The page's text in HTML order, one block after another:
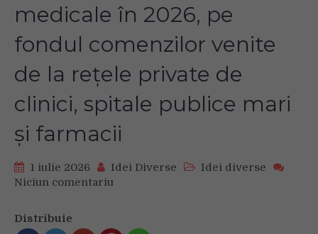
medicale în 2026, pe
fondul comenzilor venite
de la rețele private de
clinici, spitale publice mari
și farmacii
1 iulie 2026 Idei Diverse
Idei diverse
Niciun comentariu
cu
Distribuie